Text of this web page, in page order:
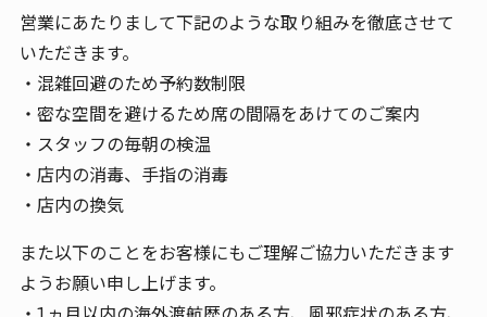
営業にあたりまして下記のような取り組みを徹底させて
いただきます。
・混雑回避のため予約数制限
・密な空間を避けるため席の間隔をあけてのご案内
・スタッフの毎朝の検温
・店内の消毒、手指の消毒
・店内の換気
また以下のことをお客様にもご理解ご協力いただきます
ようお願い申し上げます。